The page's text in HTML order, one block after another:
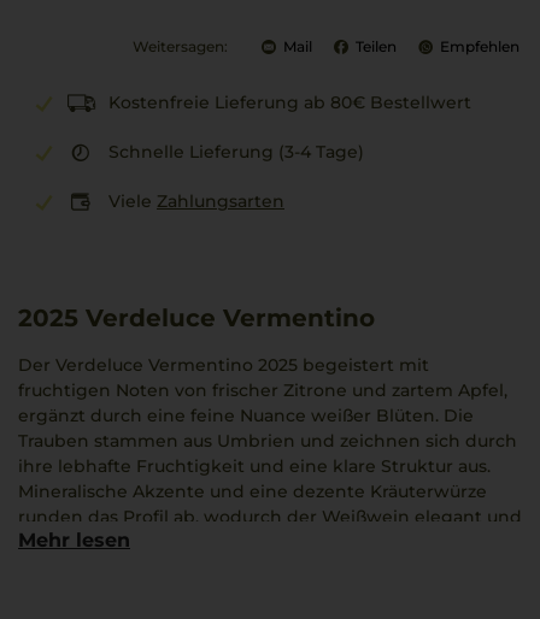
Weitersagen: Mail Teilen Empfehlen
Kostenfreie Lieferung ab 80€ Bestellwert
Schnelle Lieferung (3-4 Tage)
Viele Zahlungsarten
2025 Verdeluce Vermentino
Der Verdeluce Vermentino 2025 begeistert mit
fruchtigen Noten von frischer Zitrone und zartem Apfel,
ergänzt durch eine feine Nuance weißer Blüten. Die
Trauben stammen aus Umbrien und zeichnen sich durch
ihre lebhafte Fruchtigkeit und eine klare Struktur aus.
Mineralische Akzente und eine dezente Kräuterwürze
runden das Profil ab, wodurch der Weißwein elegant und
ausgewogen wirkt. Die harmonische Säure unterstreicht
Mehr lesen